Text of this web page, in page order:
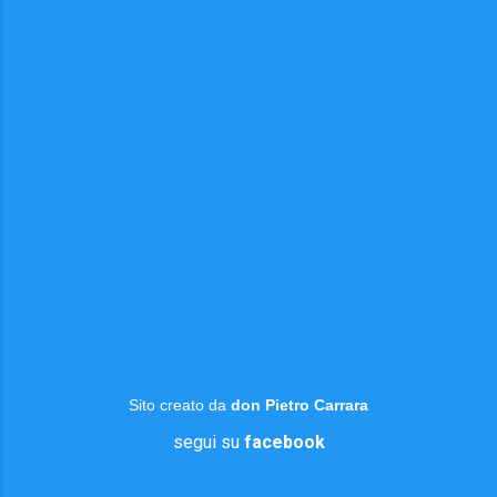
Sito creato da don Pietro Carrara
segui su facebook